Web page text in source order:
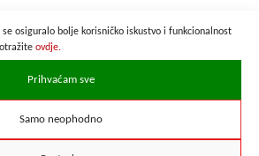
osiguralo bolje korisničko iskustvo i funkcionalnost
ovdje.
Prihvaćam sve
Samo neophodno
po službenom tečaju u iznosu od
1 EUR = 7,53450 HRK